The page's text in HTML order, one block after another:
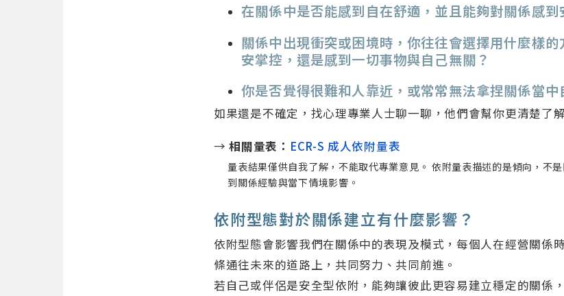
在關係中是否能感到自在舒適，並且能夠對關係感到
關係中出現衝突或困境時，你往往會選擇用什麼樣
安掌控，還是感到一切事物與自己無關？
你是否覺得很難和人靠近，或常常無法拿捏關係當中
如果還是不確定，找心理專業人士聊一聊，他們會幫你更清楚了
→ 相關量表： ECR-S 成人依附量表
量表結果僅供自我了解，不能取代專業意見。 依附量表描述的是傾向，不
到關係經驗與當下情境影響。
依附型態對於關係建立有什麼影響？
依附型態會影響我們在關係中的表現及模式，每個人在經營關係
條通往未來的道路上，共同努力、共同前進。
若自己或伴侶是安全型依附，能夠讓彼此更容易建立穩定的關係